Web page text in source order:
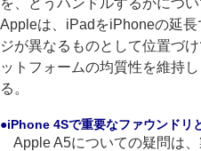
を、どうハンドルするかにつ
Appleは、iPadをiPhoneの延
ジが異なるものとして位置づ
ットフォームの均質性を維持
る。
●iPhone 4Sで重要なファウンドリ
Apple A5についての疑問は